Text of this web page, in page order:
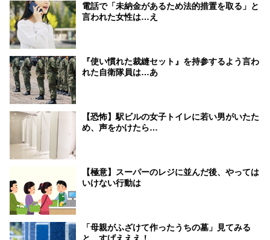
電話で「未納金があるため法的措置を取る」と
言われた女性は…え
『使い慣れた裁縫セット』を持参するよう言わ
れた自衛隊員は…あ
【恐怖】駅ビルの女子トイレに若い男がいたた
め、声をかけたら…
【極意】スーパーのレジに並んだ後、やっては
いけない行動は
「母親がふざけて作ったうちの墓」見てみる